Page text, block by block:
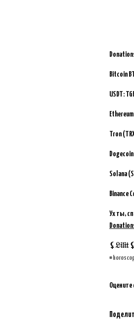
Bitcoin
USDT:
Tron
Dogecoin
Solana
Binance
Ух ты,
⚸𝔏𝔦𝔩𝔦𝔱
Оцените